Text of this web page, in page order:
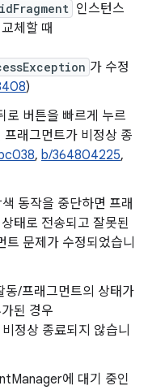
인스턴스
체할 때
가 수정
)
로 버튼을 빠르게 누르
래그먼트가 비정상 종
, b/364804225,
동작을 중단하면 프래
태로 전송되고 잘못된
문제가 수정되었습니
동/프래그먼트의 상태가
된 경우
정상 종료되지 않습니
에 대기 중인